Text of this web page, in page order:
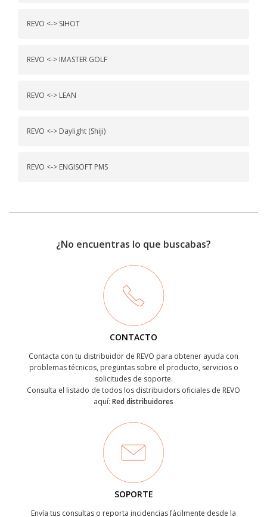
REVO <-> SIHOT
REVO <-> IMASTER GOLF
REVO <-> LEAN
REVO <-> Daylight (Shiji)
REVO <-> ENGISOFT PMS
¿No encuentras lo que buscabas?
CONTACTO
Contacta con tu distribuidor de REVO para obtener ayuda con
problemas técnicos, preguntas sobre el producto, servicios o
solicitudes de soporte.
Consulta el listado de todos los distribuidors oficiales de REVO
aquí: Red distribuidores
SOPORTE
Envía tus consultas o reporta incidencias fácilmente desde la